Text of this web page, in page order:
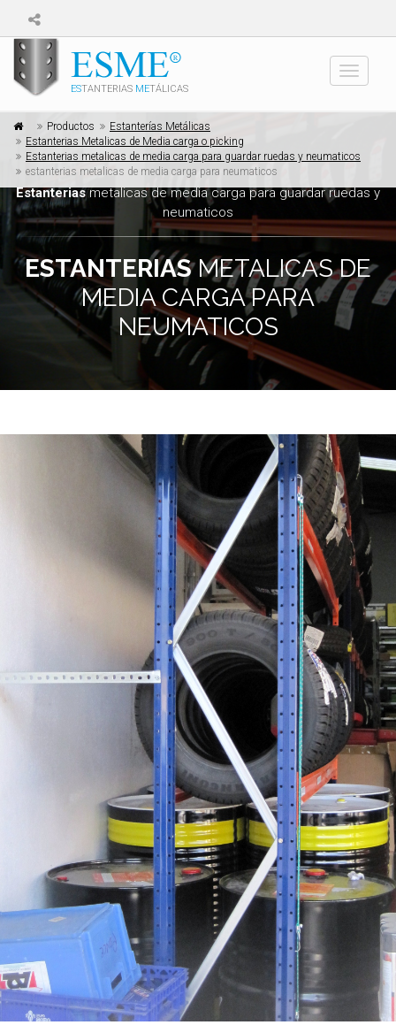
ESTANTERIAS METÁLICAS
Toggle
Productos
Estanterías Metálicas
Estanterias Metalicas de Media carga o picking
Estanterias metalicas de media carga para guardar ruedas y neumaticos
estanterias metalicas de media carga para neumaticos
Estanteriasmetalicas de media carga para guardar ruedas y
neumaticos
ESTANTERIASMETALICAS DE
MEDIA CARGA PARA
NEUMATICOS